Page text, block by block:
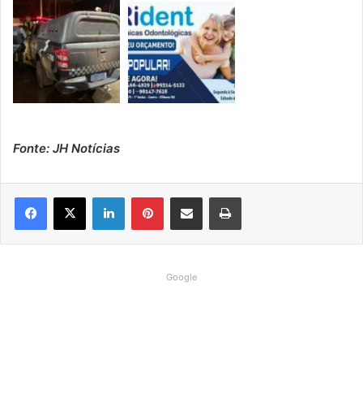
Fonte: JH Notícias
Google